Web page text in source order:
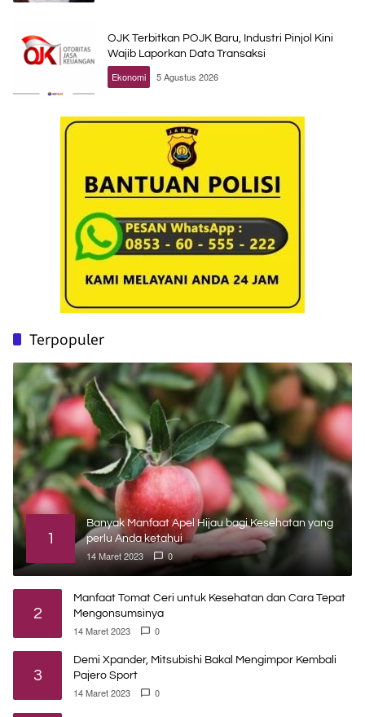
OJK Terbitkan POJK Baru, Industri Pinjol Kini
Wajib Laporkan Data Transaksi
Ekonomi 5 Agustus 2026
Terpopuler
1
Banyak Manfaat Apel Hijau bagi Kesehatan yang
perlu Anda ketahui
14 Maret 2023 0
2
Manfaat Tomat Ceri untuk Kesehatan dan Cara Tepat
Mengonsumsinya
14 Maret 2023 0
3
Demi Xpander, Mitsubishi Bakal Mengimpor Kembali
Pajero Sport
14 Maret 2023 0